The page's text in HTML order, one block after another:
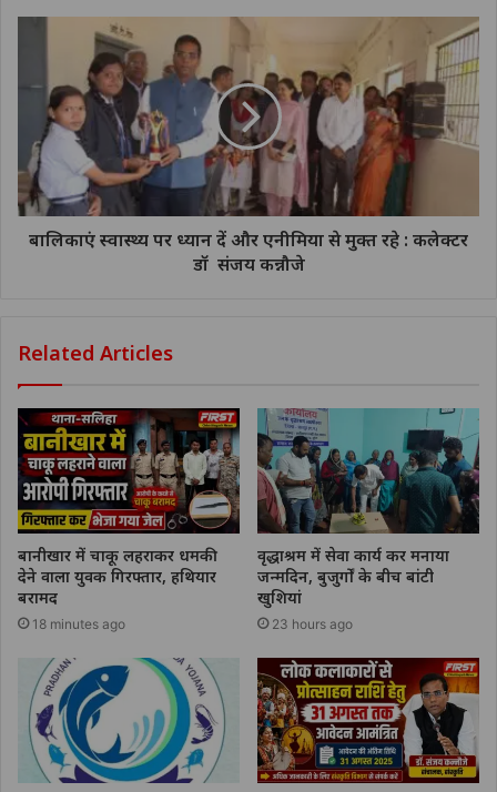
बालिकाएं स्वास्थ्य पर ध्यान दें और एनीमिया से मुक्त रहे : कलेक्टर
डॉ संजय कन्नौजे
Related Articles
बानीखार में चाकू लहराकर धमकी
देने वाला युवक गिरफ्तार, हथियार
बरामद
18 minutes ago
वृद्धाश्रम में सेवा कार्य कर मनाया
जन्मदिन, बुजुर्गों के बीच बांटी
खुशियां
23 hours ago